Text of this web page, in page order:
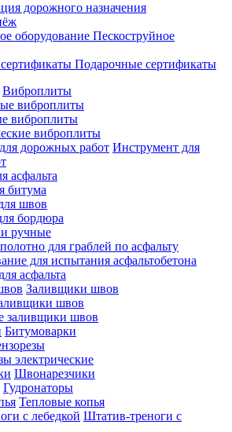
дорожного назначения
Пескоструйное
Подарочные сертификаты
Виброплиты
виброплиты
виброплиты
виброплиты
Инструмент для
асфальта
битума
швов
бордюра
ручные
для граблей по асфальту
для испытания асфальтобетона
асфальта
Заливщики швов
швов
заливщики швов
Битумоварки
электрические
Швонарезчики
Гудронаторы
Тепловые копья
Штатив-треноги с